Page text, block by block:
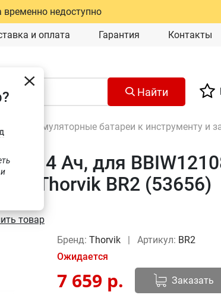
недоступно
и оплата Гарантия Контакты
Найти
Аккумуляторные батареи к инструменту и
4 Ач, для
Thorvik BR2 (53656)
товар
Бренд: Thorvik |Артикул: BR2
Ожидается
7 659 р. Заказать